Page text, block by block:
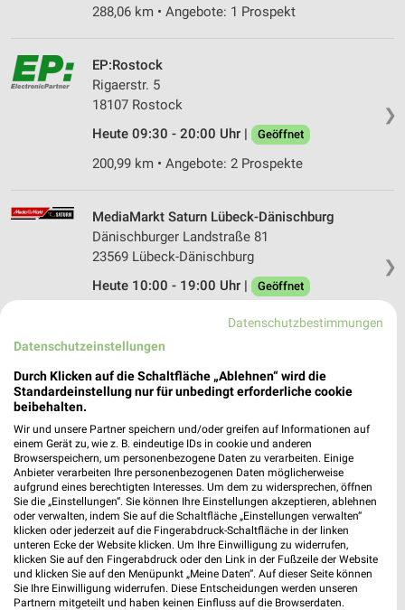
288,06 km • Angebote: 1 Prospekt
❯
EP:Rostock
Rigaerstr. 5
18107 Rostock
Heute 09:30 - 20:00 Uhr |
Geöffnet
200,99 km • Angebote: 2 Prospekte
❯
MediaMarkt Saturn Lübeck-Dänischburg
Dänischburger Landstraße 81
23569 Lübeck-Dänischburg
Heute 10:00 - 19:00 Uhr |
Geöffnet
235,81 km • Angebote: 1 Prospekt
MEDIMAX Schwentinental
Mergenthaler Straße 24
Heute 10:00 - 19:00 Uhr | Geöffnet
288,52 km • Angebote: 1 Prospekt
MediaMarkt Saturn Lambrechtshagen
Ostseeparkstraße 3
18069 Lambrechtshagen
Heute 10:00 - 19:00 Uhr | Geöffnet
Datenschutzbestimmungen
Datenschutzeinstellungen
Durch Klicken auf die Schaltfläche „Ablehnen“ wird die
Standardeinstellung nur für unbedingt erforderliche cookie
beibehalten.
Wir und unsere Partner speichern und/oder greifen auf Informationen auf
einem Gerät zu, wie z. B. eindeutige IDs in cookie und anderen
Browserspeichern, um personenbezogene Daten zu verarbeiten. Einige
Anbieter verarbeiten Ihre personenbezogenen Daten möglicherweise
aufgrund eines berechtigten Interesses. Um dem zu widersprechen, öffnen
Sie die „Einstellungen“. Sie können Ihre Einstellungen akzeptieren, ablehnen
oder verwalten, indem Sie auf die Schaltfläche „Einstellungen verwalten“
klicken oder jederzeit auf die Fingerabdruck-Schaltfläche in der linken
unteren Ecke der Website klicken. Um Ihre Einwilligung zu widerrufen,
klicken Sie auf den Fingerabdruck oder den Link in der Fußzeile der Website
und klicken Sie auf den Menüpunkt „Meine Daten“. Auf dieser Seite können
Sie Ihre Einwilligung widerrufen. Diese Entscheidungen werden unseren
Partnern mitgeteilt und haben keinen Einfluss auf die Browserdaten.